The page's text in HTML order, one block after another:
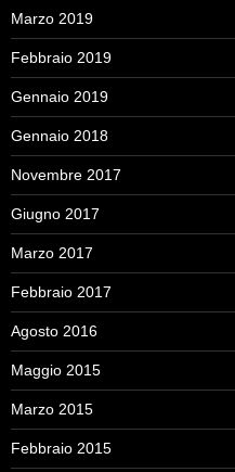
Marzo 2019
Febbraio 2019
Gennaio 2019
Gennaio 2018
Novembre 2017
Giugno 2017
Marzo 2017
Febbraio 2017
Agosto 2016
Maggio 2015
Marzo 2015
Febbraio 2015